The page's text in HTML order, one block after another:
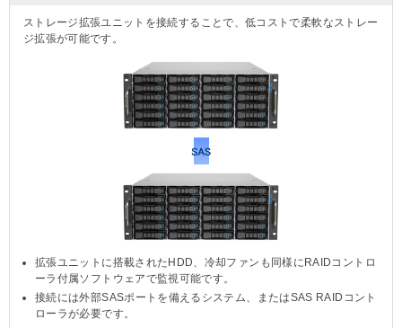
ストレージ拡張ユニットを接続することで、低コストで柔軟なストレー
ジ拡張が可能です。
拡張ユニットに搭載されたHDD、冷却ファンも同様にRAIDコントロ
ーラ付属ソフトウェアで監視可能です。
接続には外部SASポートを備えるシステム、またはSAS RAIDコント
ローラが必要です。